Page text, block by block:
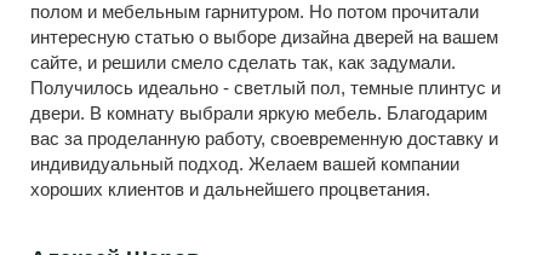
полом и мебельным гарнитуром. Но потом прочитали
интересную статью о выборе дизайна дверей на вашем
сайте, и решили смело сделать так, как задумали.
Получилось идеально - светлый пол, темные плинтус и
двери. В комнату выбрали яркую мебель. Благодарим
вас за проделанную работу, своевременную доставку и
индивидуальный подход. Желаем вашей компании
хороших клиентов и дальнейшего процветания.